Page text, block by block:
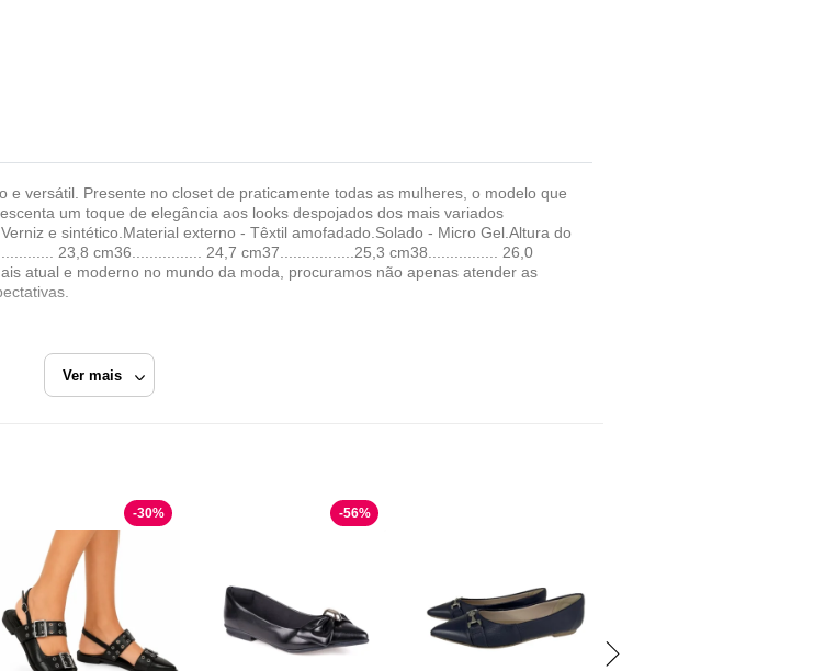
SILVA FONSECA CALÇADOS LTDA
Ver mais
versátil. Presente no closet de praticamente todas as mulheres, o modelo que
um toque de elegância aos looks despojados dos mais variados
e sintético.Material externo - Têxtil amofadado.Solado - Micro Gel.Altura do
23,8 cm36................ 24,7 cm37.................25,3 cm38................ 26,0
atual e moderno no mundo da moda, procuramos não apenas atender as
-30% -56%